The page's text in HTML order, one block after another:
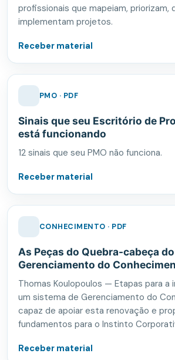
profissionais que mapeiam, priorizam,
implementam projetos.
Receber material
PMO · PDF
Sinais que seu Escritório de
está funcionando
12 sinais que seu PMO não funciona.
Receber material
CONHECIMENTO · PDF
As Peças do Quebra-cabeça do
Gerenciamento do
Thomas Koulopoulos — Etapas para a
um sistema de Gerenciamento do
capaz de apoiar esta renovação e
fundamentos para o Instinto
Receber material